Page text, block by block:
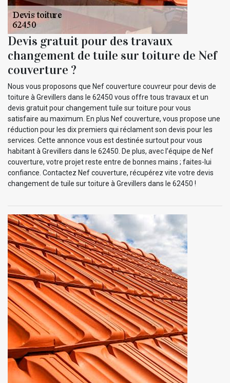
Devis gratuit pour des travaux
changement de tuile sur toiture de Nef
couverture ?
Nous vous proposons que Nef couverture couvreur pour devis de
toiture à Grevillers dans le 62450 vous offre tous travaux et un
devis gratuit pour changement tuile sur toiture pour vous
satisfaire au maximum. En plus Nef couverture, vous propose une
réduction pour les dix premiers qui réclament son devis pour les
services. Cette annonce vous est destinée surtout pour vous
habitant à Grevillers dans le 62450. De plus, avec l’équipe de Nef
couverture, votre projet reste entre de bonnes mains ; faites-lui
confiance. Contactez Nef couverture, récupérez vite votre devis
changement de tuile sur toiture à Grevillers dans le 62450 !